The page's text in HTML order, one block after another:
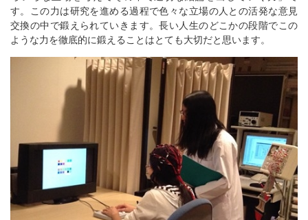
す。この力は研究を進める過程で色々な立場の人との活発な意見
交換の中で鍛えられていきます。長い人生のどこかの段階でこの
ような力を徹底的に鍛えることはとても大切だと思います。